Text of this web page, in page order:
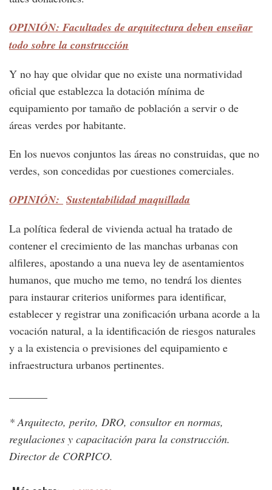
OPINIÓN: Facultades de arquitectura deben enseñar
todo sobre la construcción
Y no hay que olvidar que no existe una normatividad
oficial que establezca la dotación mínima de
equipamiento por tamaño de población a servir o de
áreas verdes por habitante.
En los nuevos conjuntos las áreas no construidas, que no
verdes, son concedidas por cuestiones comerciales.
OPINIÓN: Sustentabilidadmaquillada
La política federal de vivienda actual ha tratado de
contener el crecimiento de las manchas urbanas con
alfileres, apostando a una nueva ley de asentamientos
humanos, que mucho me temo, no tendrá los dientes
para instaurar criterios uniformes para identificar,
establecer y registrar una zonificación urbana acorde a la
vocación natural, a la identificación de riesgos naturales
y a la existencia o previsiones del equipamiento e
infraestructura urbanos pertinentes.
* Arquitecto, perito, DRO, consultor en normas,
regulaciones y capacitación para la construcción.
Director de CORPICO.